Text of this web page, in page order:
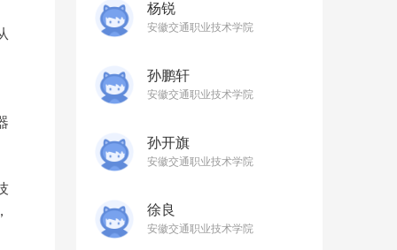
杨锐
安徽交通职业技术学院
孙鹏轩
安徽交通职业技术学院
孙开旗
安徽交通职业技术学院
徐良
安徽交通职业技术学院